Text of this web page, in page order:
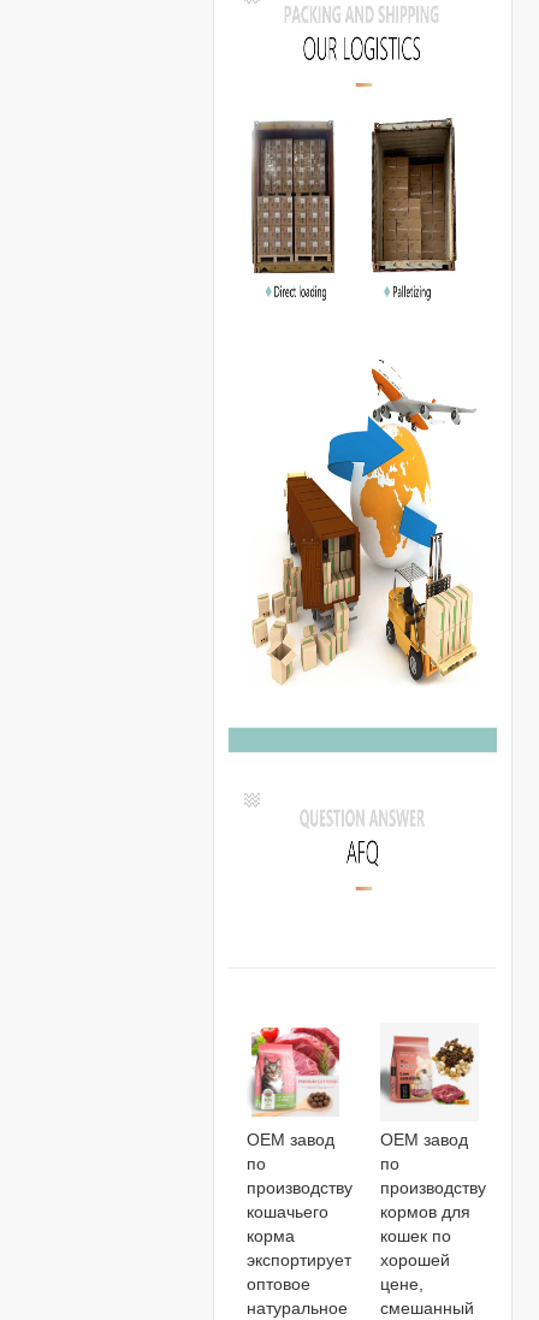
OEM завод
по
производству
кошачьего
корма
экспортирует
оптовое
натуральное
OEM завод
по
производству
кормов для
кошек по
хорошей
цене,
смешанный